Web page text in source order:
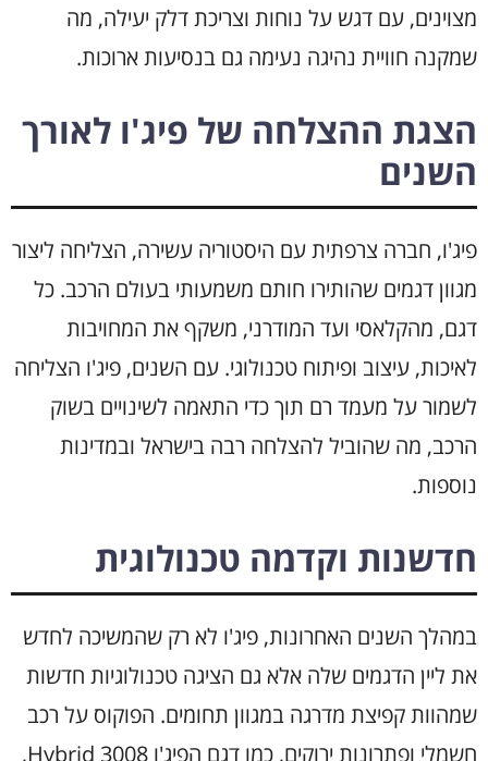
מצוינים, עם דגש על נוחות וצריכת דלק יעילה, מה
שמקנה חוויית נהיגה נעימה גם בנסיעות ארוכות.
הצגת ההצלחה של פיג'ו לאורך
השנים
פיג'ו, חברה צרפתית עם היסטוריה עשירה, הצליחה ליצור
מגוון דגמים שהותירו חותם משמעותי בעולם הרכב. כל
דגם, מהקלאסי ועד המודרני, משקף את המחויבות
לאיכות, עיצוב ופיתוח טכנולוגי. עם השנים, פיג'ו הצליחה
לשמור על מעמד רם תוך כדי התאמה לשינויים בשוק
הרכב, מה שהוביל להצלחה רבה בישראל ובמדינות
נוספות.
חדשנות וקדמה טכנולוגית
במהלך השנים האחרונות, פיג'ו לא רק שהמשיכה לחדש
את ליין הדגמים שלה אלא גם הציגה טכנולוגיות חדשות
שמהוות קפיצת מדרגה במגוון תחומים. הפוקוס על רכב
חשמלי ופתרונות ירוקים, כמו דגם הפיג'ו 3008 Hybrid,